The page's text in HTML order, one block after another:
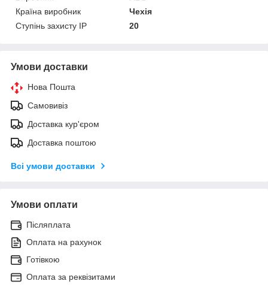
Країна виробник
Чехія
Ступінь захисту IP
20
Умови доставки
Нова Пошта
Самовивіз
Доставка кур'єром
Доставка поштою
Всі умови доставки
Умови оплати
Післяплата
Оплата на рахунок
Готівкою
Оплата за реквізитами